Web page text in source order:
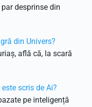
desprinse din
din Univers?
află că, la scară
scris de Ai?
pe inteligență